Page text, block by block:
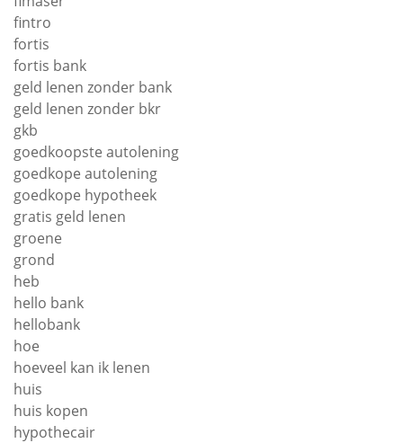
fintro
fortis
fortis bank
geld lenen zonder bank
geld lenen zonder bkr
gkb
goedkoopste autolening
goedkope autolening
goedkope hypotheek
gratis geld lenen
groene
grond
heb
hello bank
hellobank
hoe
hoeveel kan ik lenen
huis
huis kopen
hypothecair